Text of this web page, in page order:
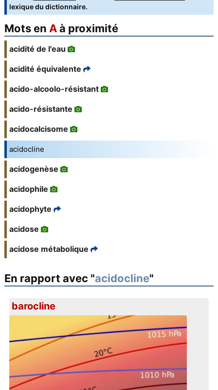
lexique du dictionnaire.
Mots en Aà proximité
acidité de l'eau
acidité équivalente
acido-alcoolo-résistant
acido-résistante
acidocalcisome
acidocline
acidogenèse
acidophile
acidophyte
acidose
acidose métabolique
En rapport avec "acidocline"
barocline